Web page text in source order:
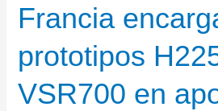
Marine
Nationale:
la
primera
fragata
Francia
prototipos
VSR700 en